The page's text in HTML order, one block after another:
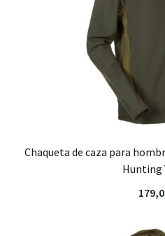
Chaqueta de caza para
Hunting